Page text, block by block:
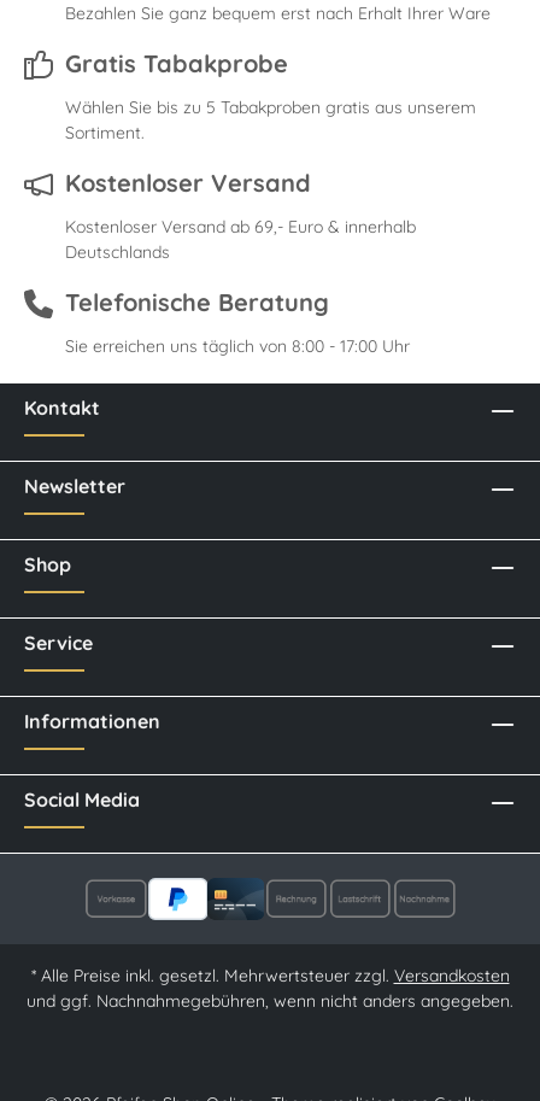
Bezahlen Sie ganz bequem erst nach Erhalt Ihrer Ware
Gratis Tabakprobe
Wählen Sie bis zu 5 Tabakproben gratis aus unserem
Sortiment.
Kostenloser Versand
Kostenloser Versand ab 69,- Euro & innerhalb
Deutschlands
Telefonische Beratung
Sie erreichen uns täglich von 8:00 - 17:00 Uhr
Kontakt
Newsletter
Social Media
Shop
Service
Informationen
* Alle Preise inkl. gesetzl. Mehrwertsteuer zzgl. Versandkosten
und ggf. Nachnahmegebühren, wenn nicht anders angegeben.